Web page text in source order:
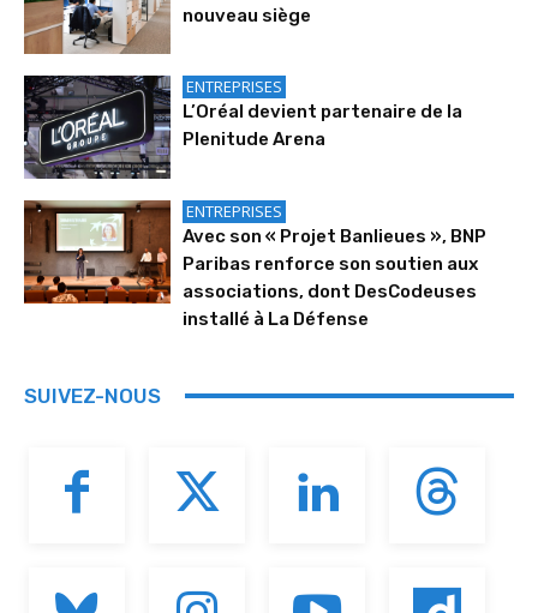
nouveau siège
ENTREPRISES
L’Oréal devient partenaire de la
Plenitude Arena
ENTREPRISES
Avec son « Projet Banlieues », BNP
Paribas renforce son soutien aux
associations, dont DesCodeuses
installé à La Défense
SUIVEZ-NOUS